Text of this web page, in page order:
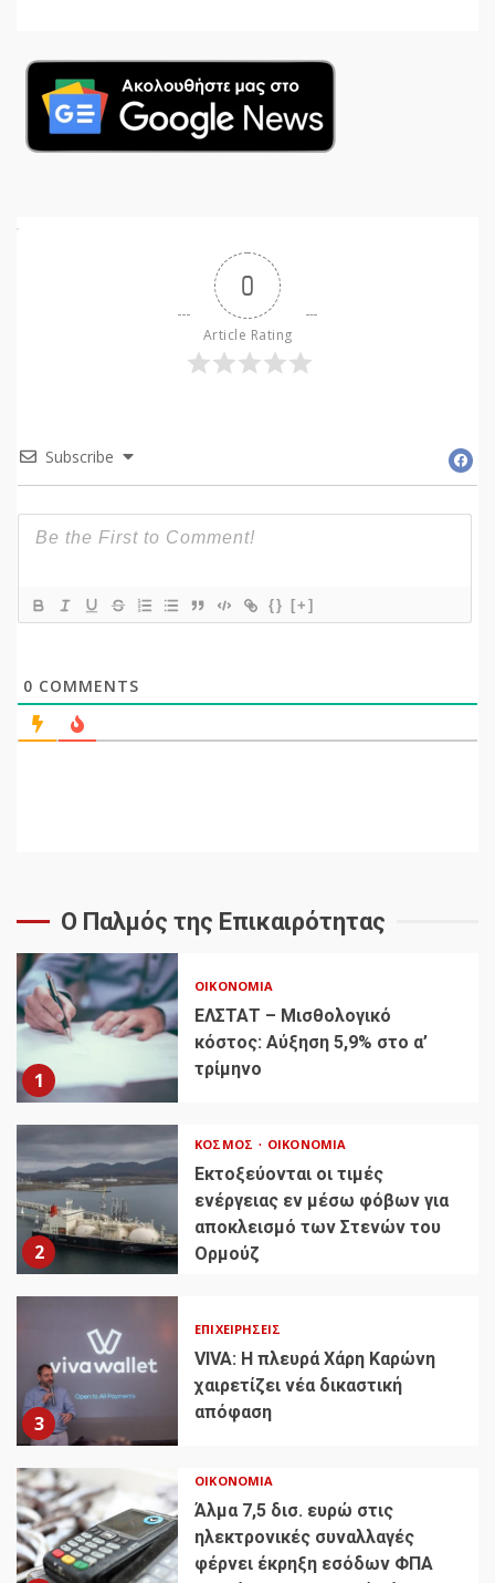
0
Article Rating
Subscribe
{} [+]
0 COMMENTS
Ο Παλμός της Επικαιρότητας
1
ΟΙΚΟΝΟΜΊΑ
ΕΛΣΤΑΤ – Μισθολογικό
κόστος: Αύξηση 5,9% στο α’
τρίμηνο
2
ΚΌΣΜΟΣ ΟΙΚΟΝΟΜΊΑ
Εκτοξεύονται οι τιμές
ενέργειας εν μέσω φόβων για
αποκλεισμό των Στενών του
Ορμούζ
3
ΕΠΙΧΕΙΡΉΣΕΙΣ
VIVA: Η πλευρά Χάρη Καρώνη
χαιρετίζει νέα δικαστική
απόφαση
ΟΙΚΟΝΟΜΊΑ
Άλμα 7,5 δισ. ευρώ στις
ηλεκτρονικές συναλλαγές
φέρνει έκρηξη εσόδων ΦΠΑ